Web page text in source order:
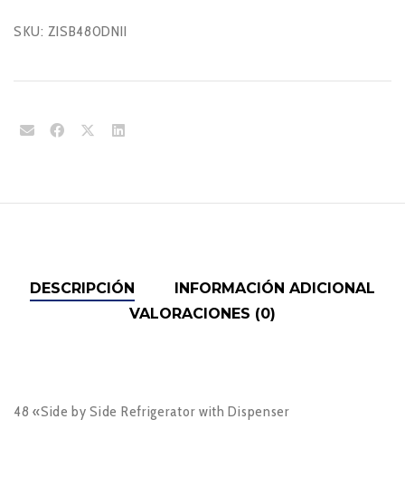
SKU: ZISB480DNII
DESCRIPCIÓN
INFORMACIÓN ADICIONAL
VALORACIONES (0)
48 «Side by Side Refrigerator with Dispenser